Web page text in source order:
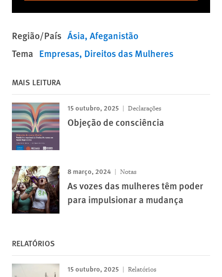
Região/País Ásia Afeganistão
Tema Empresas Direitos das Mulheres
MAIS LEITURA
15 outubro, 2025 Declarações
Objeção de consciência
8 março, 2024 Notas
As vozes das mulheres têm poder
para impulsionar a mudança
RELATÓRIOS
15 outubro, 2025 Relatórios